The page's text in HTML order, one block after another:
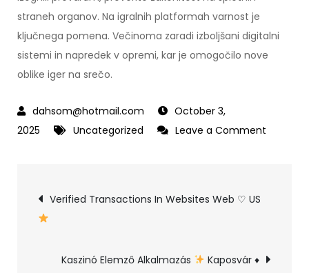
straneh organov. Na igralnih platformah varnost je
ključnega pomena. Večinoma zaradi izboljšani digitalni
sistemi in napredek v opremi, kar je omogočilo nove
oblike iger na srečo.
October 3,
2025
Uncategorized Leave a Comment
Try
Post
navigation
Verified Transactions In Websites Web ♡ US
Kaszinó Elemző Alkalmazás Kaposvár ♦️